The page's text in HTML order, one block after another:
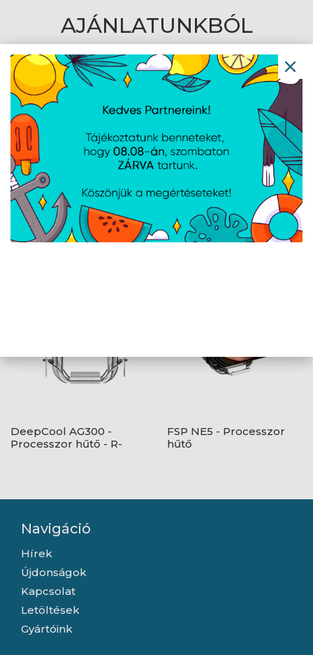
AJÁNLATUNKBÓL
DeepCool AG620 -
Processzor hűtő - R-
Zalman - CNPS9X
PERFORMA PLUS -
DeepCool AG300 -
Processzor hűtő - R-
FSP NE5 - Processzor
hűtő
Navigáció
Hírek
Újdonságok
Kapcsolat
Letöltések
Gyártóink